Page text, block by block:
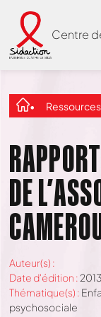
Centre
Ressources
DE
Auteur(s) :
Date d'édition : 2013
Thématique(s) :
psychosociale